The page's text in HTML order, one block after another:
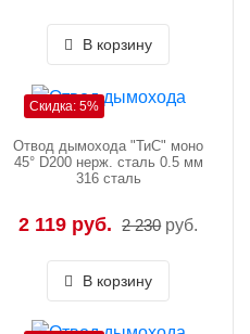
В корзину
Скидка: 5%
Отвод дымохода "ТиС" моно
45° D200 нерж. сталь 0.5 мм
316 сталь
2 119 руб. 2 230 руб.
В корзину